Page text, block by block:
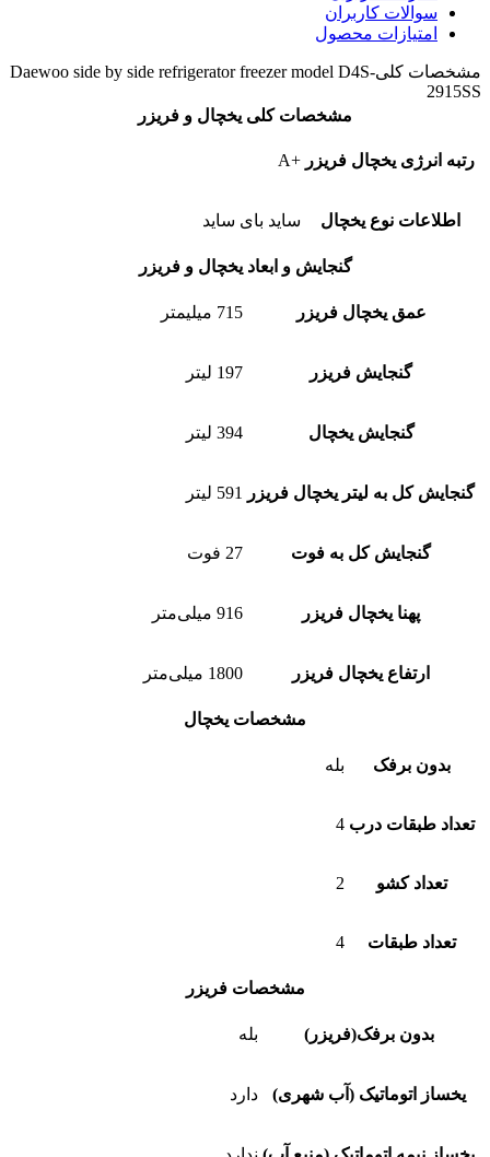
سوالات کاربران
امتیازات محصول
مشخصات کلیDaewoo side by side refrigerator freezer model D4S-
2915SS
مشخصات کلی یخچال و فریزر
رتبه انرژی یخچال فریزر +A
اطلاعات نوع یخچال ساید بای ساید
گنجایش و ابعاد یخچال و فریزر
عمق یخچال فریزر 715 میلیمتر
گنجایش فریزر 197 لیتر
گنجایش یخچال 394 لیتر
گنجایش کل به لیتر یخچال فریزر 591 لیتر
گنجایش کل به فوت 27 فوت
پهنا یخچال فریزر 916 میلی‌متر
ارتفاع یخچال فریزر 1800 میلی‌متر
مشخصات یخچال
بدون برفک بله
تعداد طبقات درب 4
تعداد کشو 2
تعداد طبقات 4
مشخصات فریزر
بدون برفک(فریزر) بله
یخساز اتوماتیک (آب شهری) دارد